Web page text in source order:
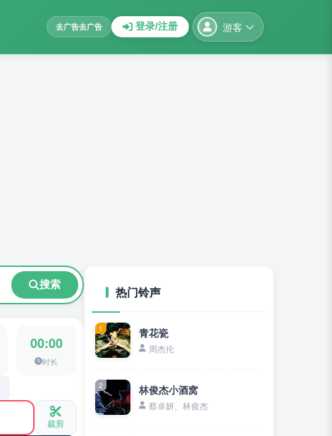
去广告去广告 登录/注册 游客
搜索
00:00
时长
裁剪
热门铃声
1 青花瓷
周杰伦
2 林俊杰小酒窝
蔡卓妍、林俊杰